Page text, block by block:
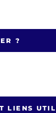
?
LIENS